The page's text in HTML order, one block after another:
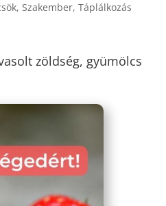
,Szakember,Táplálkozás
zöldség, gyümölcs